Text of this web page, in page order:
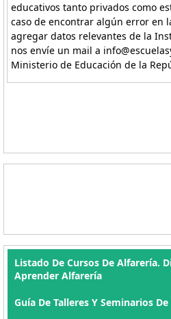
educativos tanto privados como
caso de encontrar algún error en
agregar datos relevantes de la
nos envíe un mail a
Ministerio de Educación de la
Listado De Cursos De Alfarería.
Aprender Alfarería
Guía De Talleres Y Seminarios